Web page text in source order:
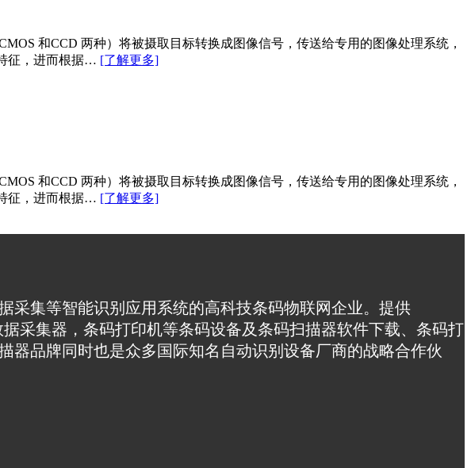
和CCD 两种）将被摄取目标转换成图像信号，传送给专用的图像处理系统，
征，进而根据… [了解更多]
和CCD 两种）将被摄取目标转换成图像信号，传送给专用的图像处理系统，
征，进而根据… [了解更多]
采集等智能识别应用系统的高科技条码物联网企业。提供
采集器，条码打印机等条码设备及条码扫描器软件下载、条码打
器品牌同时也是众多国际知名自动识别设备厂商的战略合作伙